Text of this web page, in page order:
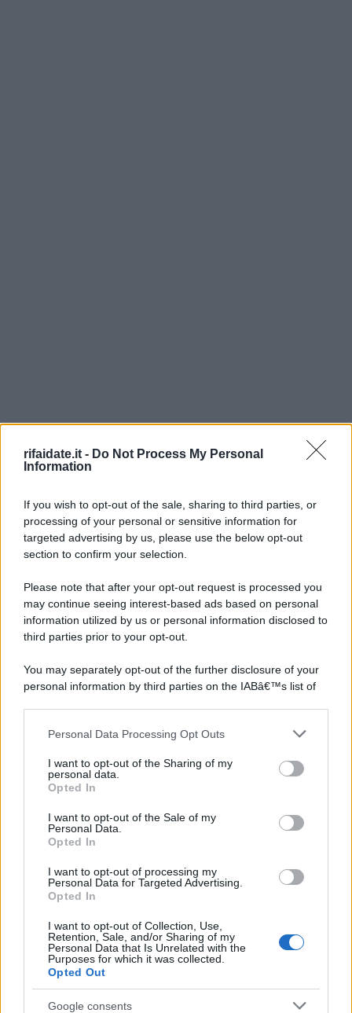
rifaidate.it - Do Not Process My Personal
Information
If you wish to opt-out of the sale, sharing to third parties, or
processing of your personal or sensitive information for
targeted advertising by us, please use the below opt-out
section to confirm your selection.
Please note that after your opt-out request is processed you
may continue seeing interest-based ads based on personal
information utilized by us or personal information disclosed to
third parties prior to your opt-out.
You may separately opt-out of the further disclosure of your
personal information by third parties on the IABâ€™s list of
This information may also be disclosed by us to third parties
further disclose it to other third parties.
Please note that this website/app uses one or more Google
services and may gather and store information including but
not limited to your visit or usage behaviour. You may click to
grant or deny consent to Google and its third-party tags to
consent section.
Personal Data Processing Opt Outs
I want to opt-out of the Sharing of my
personal data.
Opted In
I want to opt-out of the Sale of my
Personal Data.
Opted In
I want to opt-out of processing my
Personal Data for Targeted Advertising.
Opted In
I want to opt-out of Collection, Use,
Retention, Sale, and/or Sharing of my
Personal Data that Is Unrelated with the
Purposes for which it was collected.
Opted Out
Google consents